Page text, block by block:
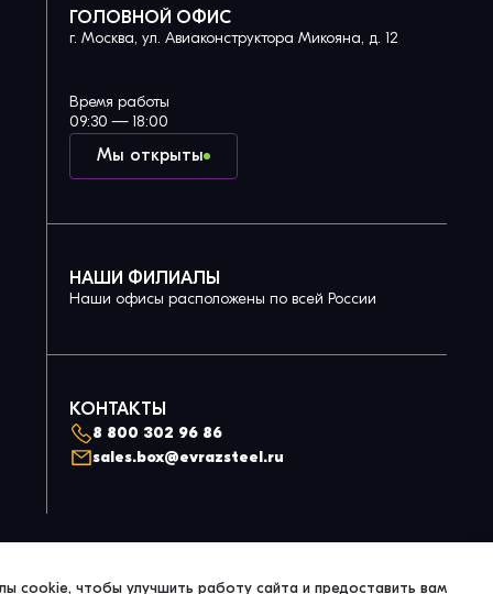
cookie, чтобы улучшить работу сайта и предоставить вам
ГОЛОВНОЙ ОФИС
г. Москва, ул. Авиаконструктора Микояна, д. 12
Мы открыты
Время работы
09:30 — 18:00
НАШИ ФИЛИАЛЫ
Наши офисы расположены по всей России
КОНТАКТЫ
8 800 302 96 86
sales.box@evrazsteel.ru